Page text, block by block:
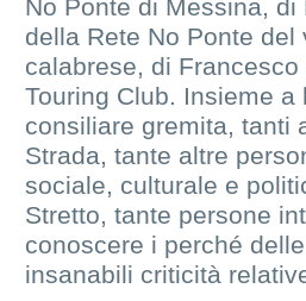
No Ponte di Messina,
della Rete No Ponte del
calabrese, di
Touring Club. Insieme a
consiliare gremita, tanti
Strada, tante altre
sociale, culturale e
Stretto, tante persone
conoscere i perché
insanabili criticità